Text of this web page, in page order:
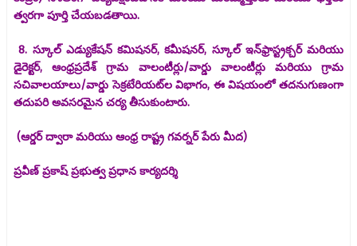
త్వరగా పూర్తి చేయబడతాయి.
8. స్కూల్ ఎడ్యుకేషన్ కమిషనర్, కమీషనర్, స్కూల్ ఇన్‌ఫ్రాస్ట్రక్చర్ మరియు
డైరెక్టర్, ఆంధ్రప్రదేశ్ గ్రామ వాలంటీర్లు/వార్డు వాలంటీర్లు మరియు గ్రామ
సచివాలయాలు/వార్డు సెక్రటేరియట్‌ల విభాగం, ఈ విషయంలో తదనుగుణంగా
తదుపరి అవసరమైన చర్య తీసుకుంటారు.
(ఆర్డర్ ద్వారా మరియు ఆంధ్ర రాష్ట్ర గవర్నర్ పేరు మీద)
ప్రవీణ్ ప్రకాష్ ప్రభుత్వ ప్రధాన కార్యదర్శి